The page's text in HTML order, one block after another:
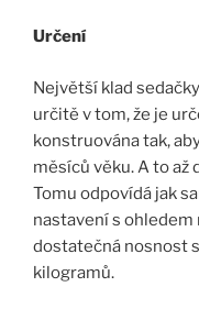
Určení
Největší klad
určitě v tom, že je
konstruována tak,
měsíců věku. A to až
Tomu odpovídá jak
nastavení s ohledem
dostatečná nosnost
kilogramů.